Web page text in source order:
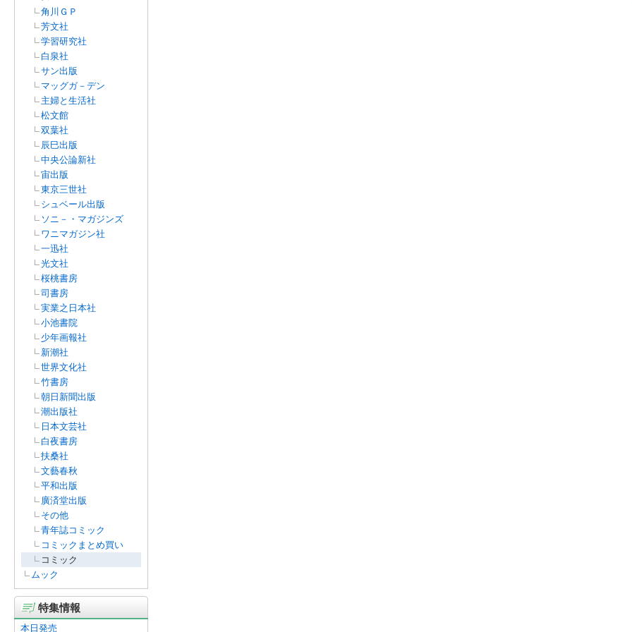
角川ＧＰ
芳文社
学習研究社
白泉社
サン出版
マッグガ－デン
主婦と生活社
松文館
双葉社
辰巳出版
中央公論新社
宙出版
東京三世社
シュベール出版
ソニ－・マガジンズ
ワニマガジン社
一迅社
光文社
桜桃書房
司書房
実業之日本社
小池書院
少年画報社
新潮社
世界文化社
竹書房
朝日新聞出版
潮出版社
日本文芸社
白夜書房
扶桑社
文藝春秋
平和出版
廣済堂出版
その他
青年誌コミック
コミックまとめ買い
コミック
ムック
特集情報
本日発売